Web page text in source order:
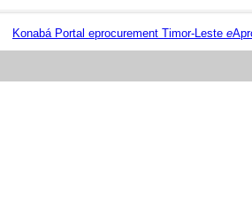
Konabá Portal eprocurement Timor-Leste e